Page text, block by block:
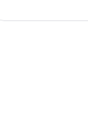
Außergewöhnlich,